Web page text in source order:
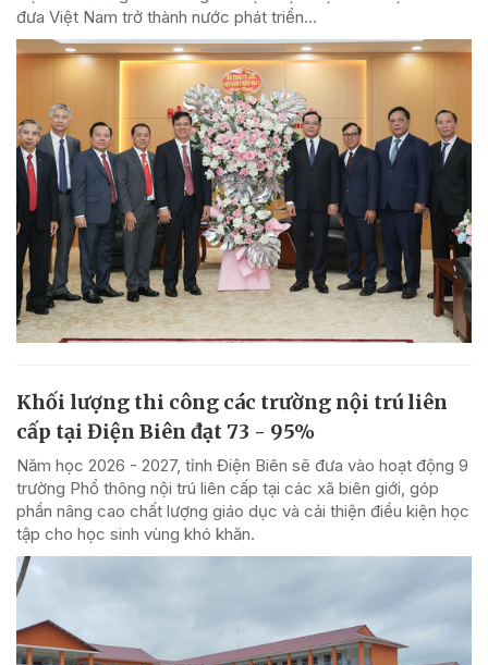
đưa Việt Nam trở thành nước phát triển...
Khối lượng thi công các trường nội trú liên
cấp tại Điện Biên đạt 73 - 95%
Năm học 2026 - 2027, tỉnh Điện Biên sẽ đưa vào hoạt động 9
trường Phổ thông nội trú liên cấp tại các xã biên giới, góp
phần nâng cao chất lượng giáo dục và cải thiện điều kiện học
tập cho học sinh vùng khó khăn.